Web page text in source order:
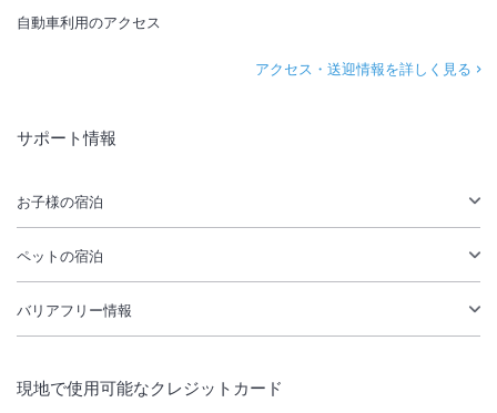
自動車利用のアクセス
アクセス・送迎情報を詳しく見る
サポート情報
お子様の宿泊
ペットの宿泊
バリアフリー情報
現地で使用可能なクレジットカード